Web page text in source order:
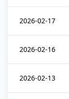
2026-02-17
2026-02-16
2026-02-13